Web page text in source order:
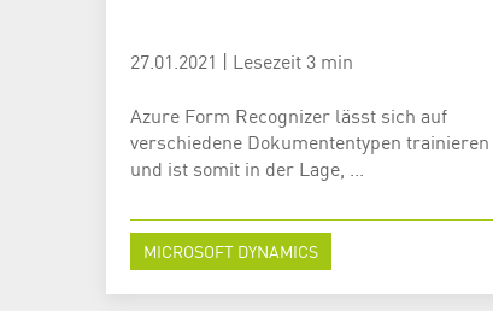
27.01.2021 | Lesezeit 3 min
Azure Form Recognizer lässt sich auf
verschiedene Dokumententypen trainieren
und ist somit in der Lage, ...
MICROSOFT DYNAMICS